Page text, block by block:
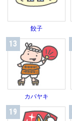
餃子
13
カバヤキ
19